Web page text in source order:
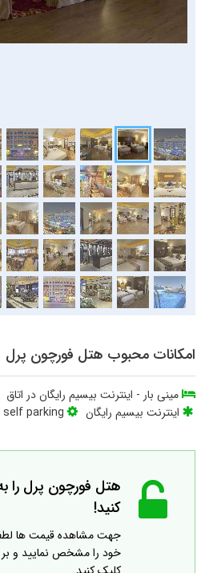
امکانات محبوب هتل فورچون پرل
مینی بار - اینترنت بیسیم رایگان در اتاق
اینترنت بیسیم رایگان
self parking
هتل فورچون پرل را
کنید!
جهت مشاهده قیمت ها
خود را مشخص نمایید و